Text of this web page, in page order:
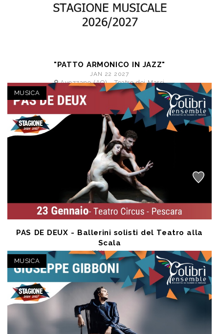
"PATTO ARMONICO IN JAZZ"
JAN 22 2027
Avezzano (AQ) - Teatro dei Marsi
a partire da € 16,50
MUSICA
PAS DE DEUX - Ballerini solisti del Teatro alla
Scala
JAN 23 2027
Pescara (PE) - Teatro Circus
a partire da € 26,00
MUSICA